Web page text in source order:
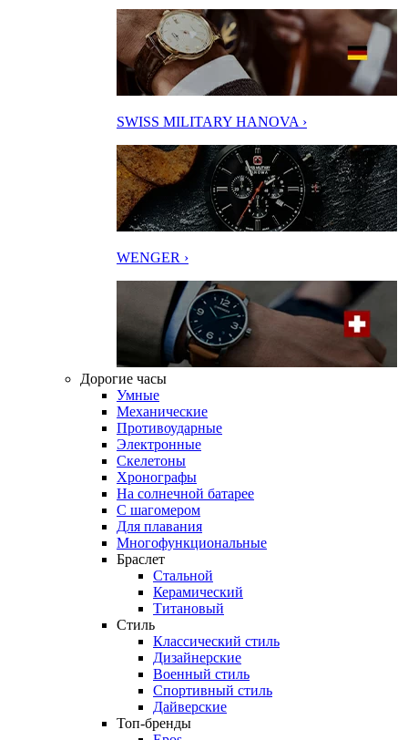
SWISS MILITARY HANOVA ›
WENGER ›
Дорогие часы
Умные
Механические
Противоударные
Электронные
Скелетоны
Хронографы
На солнечной батарее
С шагомером
Для плавания
Многофункциональные
Браслет
Стальной
Керамический
Титановый
Стиль
Классический стиль
Дизайнерские
Военный стиль
Спортивный стиль
Дайверские
Топ-бренды